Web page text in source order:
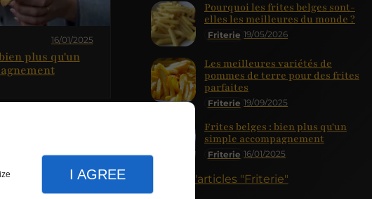
I AGREE
Friterie 19/05/2026
Pourquoi les frites belges sont-
elles les meilleures du monde ?
Friterie 19/09/2025
Les meilleures variétés de
pommes de terre pour des frites
parfaites
Friterie 16/01/2025
Frites belges : bien plus qu'un
simple accompagnement
Plus d'articles "Friterie"
16/01/2025
plus qu'un